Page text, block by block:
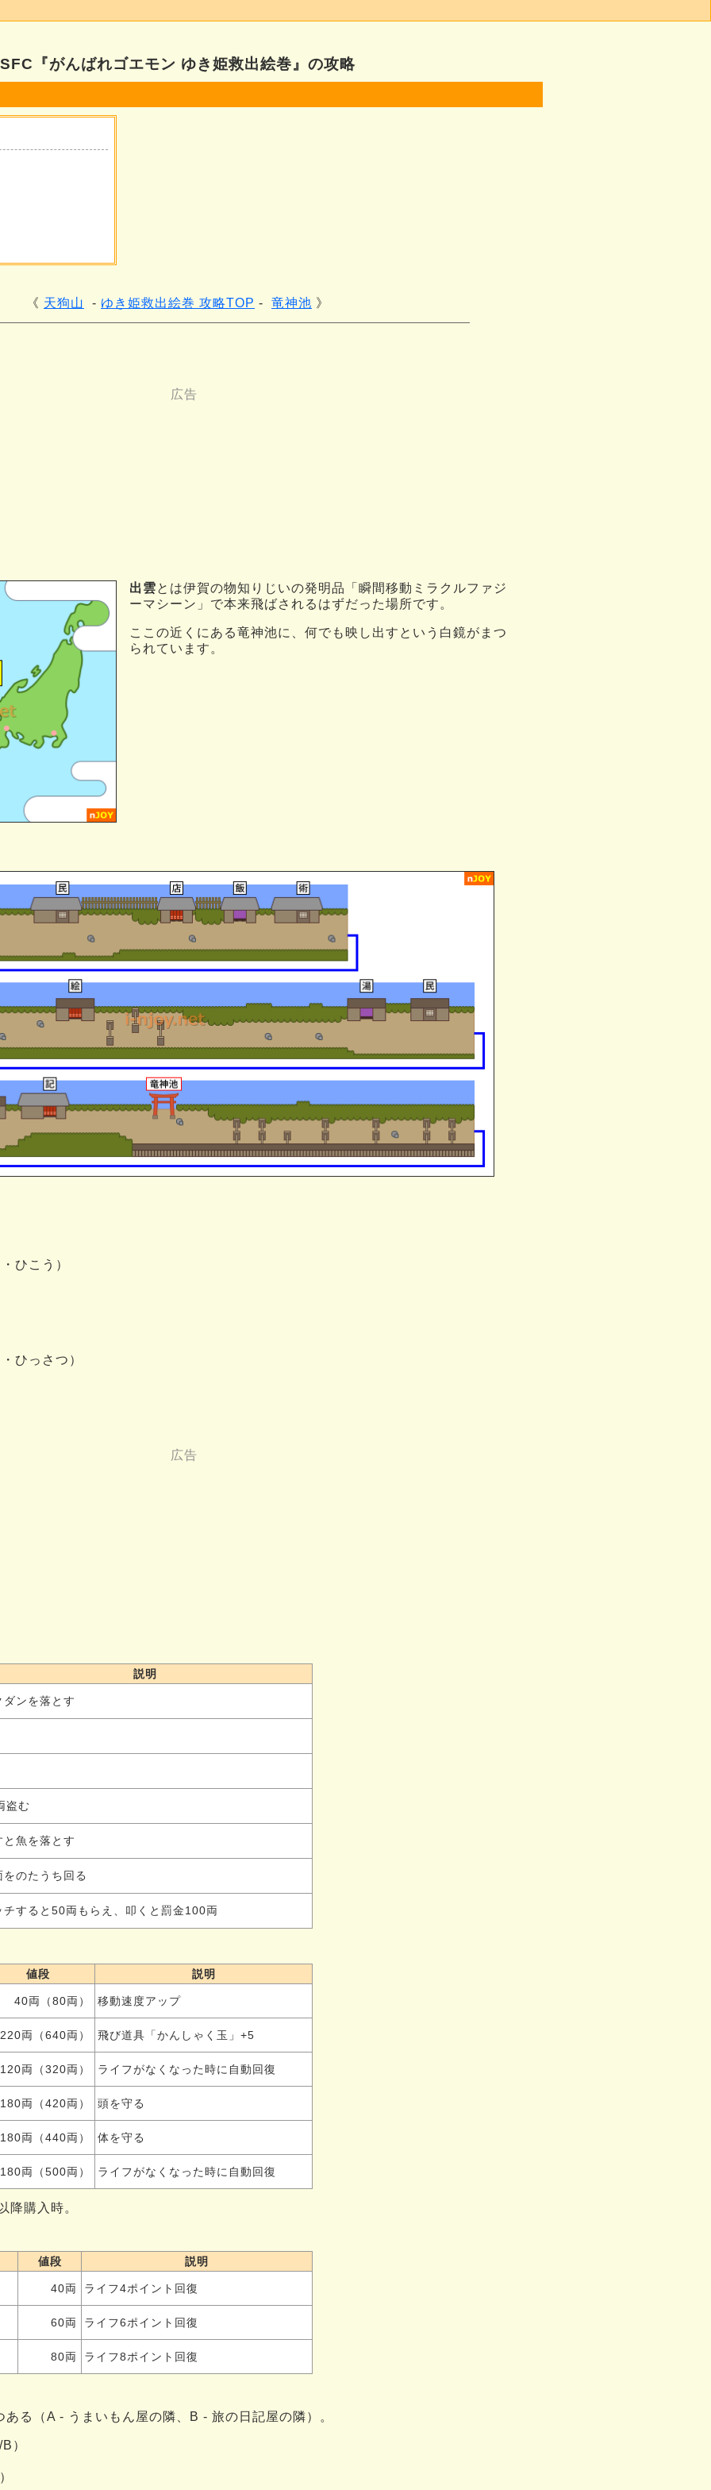
SFC『がんばれゴエモン ゆき姫救出絵巻』の攻略
天狗山 ゆき姫救出絵巻 攻略TOP 竜神池
出雲とは伊賀の物知りじいの発明品「瞬間移動ミラクルファジ
ーマシーン」で本来飛ばされるはずだった場所です。
ここの近くにある竜神池に、何でも映し出すという白鏡がまつ
られています。
ひこう）
ひっさつ）
説明
ダンを落とす
盗む
と魚を落とす
をのたうち回る
チすると50両もらえ、叩くと罰金100両
値段 説明
40両（80両） 移動速度アップ
220両（640両） 飛び道具「かんしゃく玉」+5
120両（320両） ライフがなくなった時に自動回復
180両（420両） 頭を守る
180両（440両） 体を守る
180両（500両） ライフがなくなった時に自動回復
降購入時。
値段 説明
40両 ライフ4ポイント回復
60両 ライフ6ポイント回復
80両 ライフ8ポイント回復
る（A - うまいもん屋の隣、B - 旅の日記屋の隣）。
）